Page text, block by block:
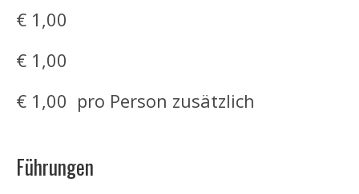
€ 1,00
€ 1,00
€ 1,00 pro Person zusätzlich
Führungen